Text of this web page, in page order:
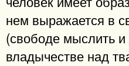
нем выражается в
(свободе мыслить и
владычестве над